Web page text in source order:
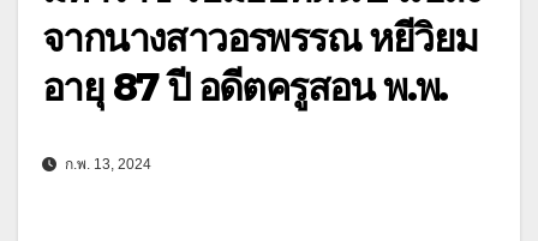
จากนางสาวอรพรรณ หยีวิยม
อายุ 87 ปี อดีตครูสอน พ.พ.
ก.พ. 13, 2024